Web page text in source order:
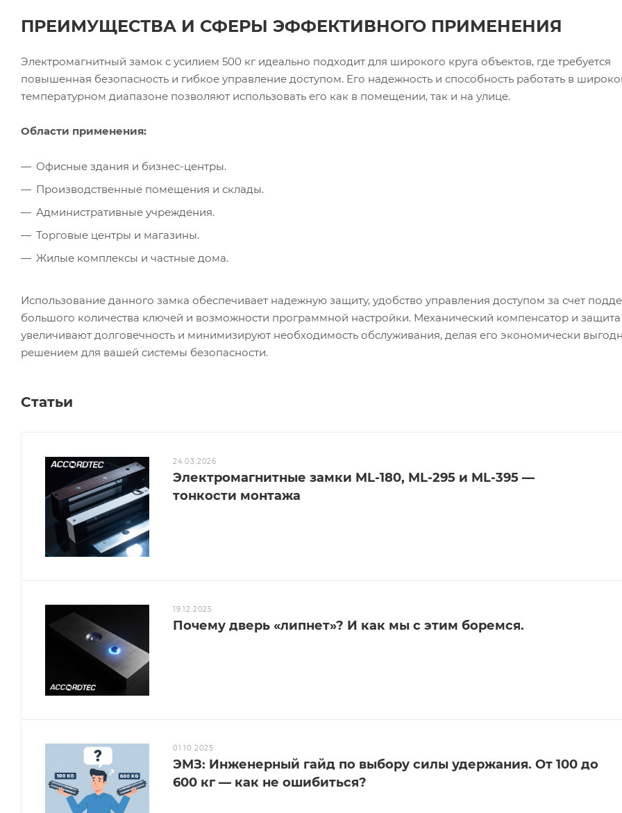
ПРЕИМУЩЕСТВА И СФЕРЫ ЭФФЕКТИВНОГО ПРИМЕНЕНИЯ
Электромагнитный замок с усилием 500 кг идеально подходит для широкого круга объектов, где требуется
повышенная безопасность и гибкое управление доступом. Его надежность и способность работать в
температурном диапазоне позволяют использовать его как в помещении, так и на улице.
Области применения:
Офисные здания и бизнес-центры.
Производственные помещения и склады.
Административные учреждения.
Торговые центры и магазины.
Жилые комплексы и частные дома.
Использование данного замка обеспечивает надежную защиту, удобство управления доступом за счет
большого количества ключей и возможности программной настройки. Механический компенсатор и
увеличивают долговечность и минимизируют необходимость обслуживания, делая его экономически
решением для вашей системы безопасности.
Статьи
24.03.2026
Электромагнитные замки ML-180, ML-295 и ML-395 —
тонкости монтажа
19.12.2025
Почему дверь «липнет»? И как мы с этим боремся.
01.10.2025
ЭМЗ: Инженерный гайд по выбору силы удержания. От 100 до
600 кг — как не ошибиться?